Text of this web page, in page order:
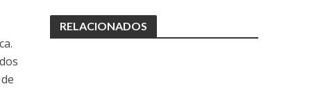
RELACIONADOS